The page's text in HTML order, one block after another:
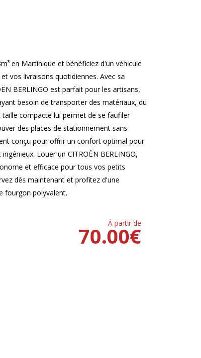
en Martinique et bénéficiez d'un véhicule
vos livraisons quotidiennes. Avec sa
BERLINGO est parfait pour les artisans,
besoin de transporter des matériaux, du
compacte lui permet de se faufiler
des places de stationnement sans
conçu pour offrir un confort optimal pour
Louer un CITROËN BERLINGO,
et efficace pour tous vos petits
dès maintenant et profitez d'une
fourgon polyvalent.
À partir de
€
70.00